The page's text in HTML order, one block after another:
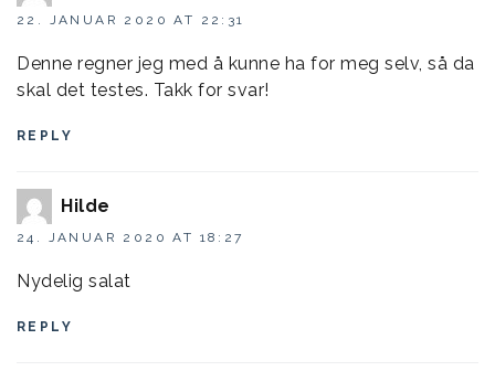
22. JANUAR 2020 AT 22:31
Denne regner jeg med å kunne ha for meg selv, så da
skal det testes. Takk for svar!
REPLY
Hilde
24. JANUAR 2020 AT 18:27
Nydelig salat
REPLY